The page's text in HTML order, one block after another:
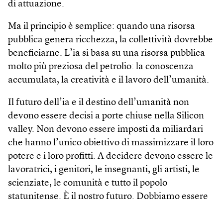
di attuazione.
Ma il principio è semplice: quando una risorsa
pubblica genera ricchezza, la collettività dovrebbe
beneficiarne. L’ia si basa su una risorsa pubblica
molto più preziosa del petrolio: la conoscenza
accumulata, la creatività e il lavoro dell’umanità.
Il futuro dell’ia e il destino dell’umanità non
devono essere decisi a porte chiuse nella Silicon
valley. Non devono essere imposti da miliardari
che hanno l’unico obiettivo di massimizzare il loro
potere e i loro profitti. A decidere devono essere le
lavoratrici, i genitori, le insegnanti, gli artisti, le
scienziate, le comunità e tutto il popolo
statunitense. È il nostro futuro. Dobbiamo essere